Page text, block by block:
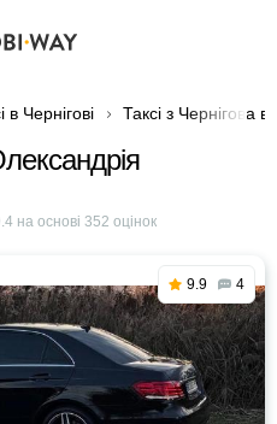
в Чернігові Таксі з Чернігова
на основі 352 оцінок
9.9 4